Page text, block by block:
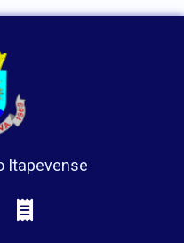
Itapevense